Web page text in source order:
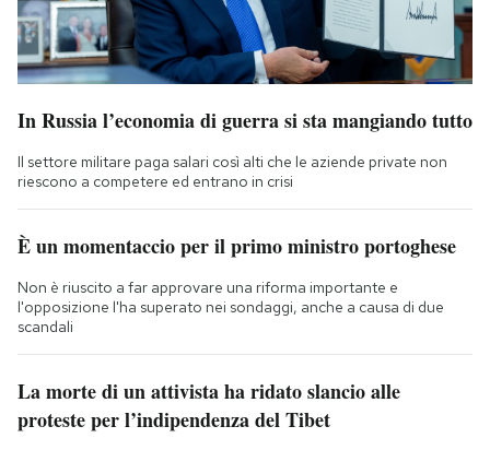
In Russia l’economia di guerra si sta mangiando tutto
Il settore militare paga salari così alti che le aziende private non
riescono a competere ed entrano in crisi
È un momentaccio per il primo ministro portoghese
Non è riuscito a far approvare una riforma importante e
l'opposizione l'ha superato nei sondaggi, anche a causa di due
scandali
La morte di un attivista ha ridato slancio alle
proteste per l’indipendenza del Tibet